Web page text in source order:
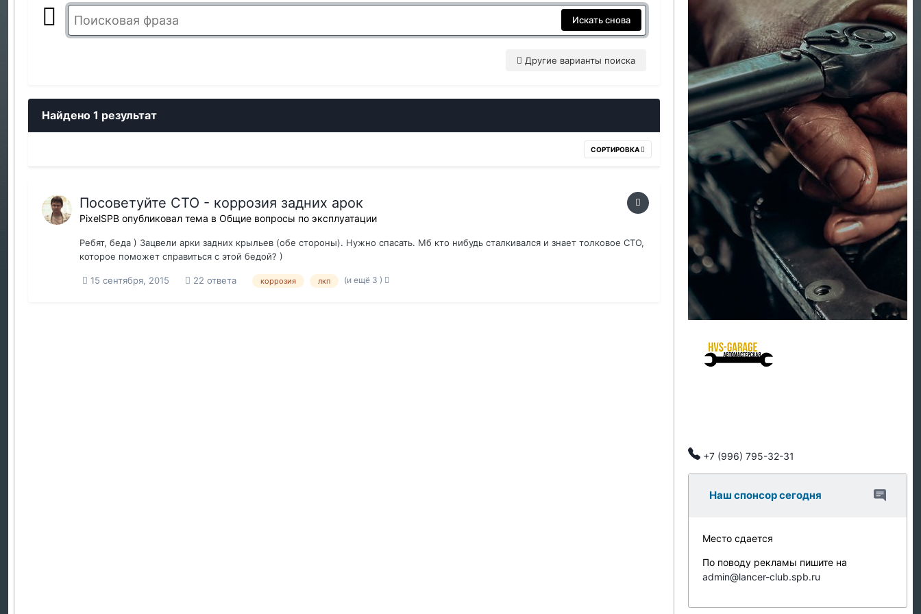
Искать снова
Другие варианты поиска
Найдено 1 результат
СОРТИРОВКА
Посоветуйте СТО - коррозия задних арок
PixelSPB опубликовал тема в Общие вопросы по эксплуатации
Ребят, беда ) Зацвели арки задних крыльев (обе стороны). Нужно спасать. Мб кто нибудь сталкивался и знает толковое СТО,
которое поможет справиться с этой бедой? )
15 сентября, 2015 22 ответа коррозия лкп (и ещё 3 )
+7 (996) 795-32-31
Наш спонсор сегодня
Место сдается
По поводу рекламы пишите на
admin@lancer-club.spb.ru